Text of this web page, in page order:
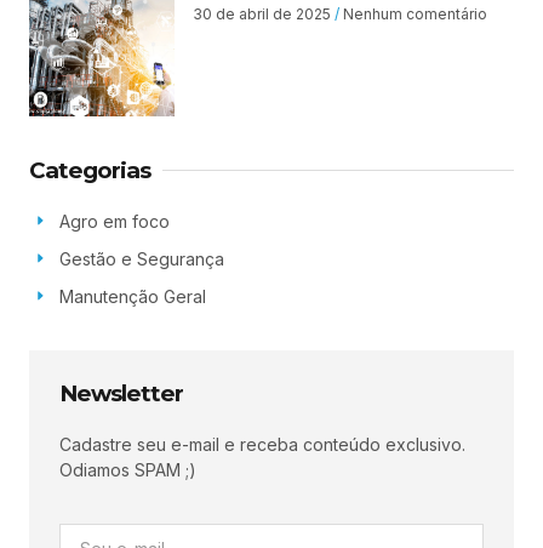
30 de abril de 2025 Nenhum comentário
Categorias
Agro em foco
Gestão e Segurança
Manutenção Geral
Newsletter
Cadastre seu e-mail e receba conteúdo exclusivo.
Odiamos SPAM ;)